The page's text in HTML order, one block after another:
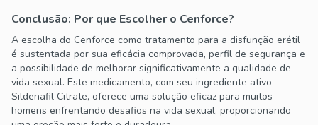
Conclusão: Por que Escolher o Cenforce?
A escolha do Cenforce como tratamento para a disfunção erétil
é sustentada por sua eficácia comprovada, perfil de segurança e
a possibilidade de melhorar significativamente a qualidade de
vida sexual. Este medicamento, com seu ingrediente ativo
Sildenafil Citrate, oferece uma solução eficaz para muitos
homens enfrentando desafios na vida sexual, proporcionando